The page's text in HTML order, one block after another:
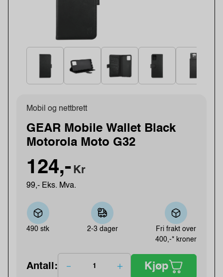
Mobil og nettbrett
GEAR Mobile Wallet Black
Motorola Moto G32
124,- Kr
99,- Eks. Mva.
490 stk 2-3 dager
Fri frakt over
400,-* kroner
Antall: Kjøp